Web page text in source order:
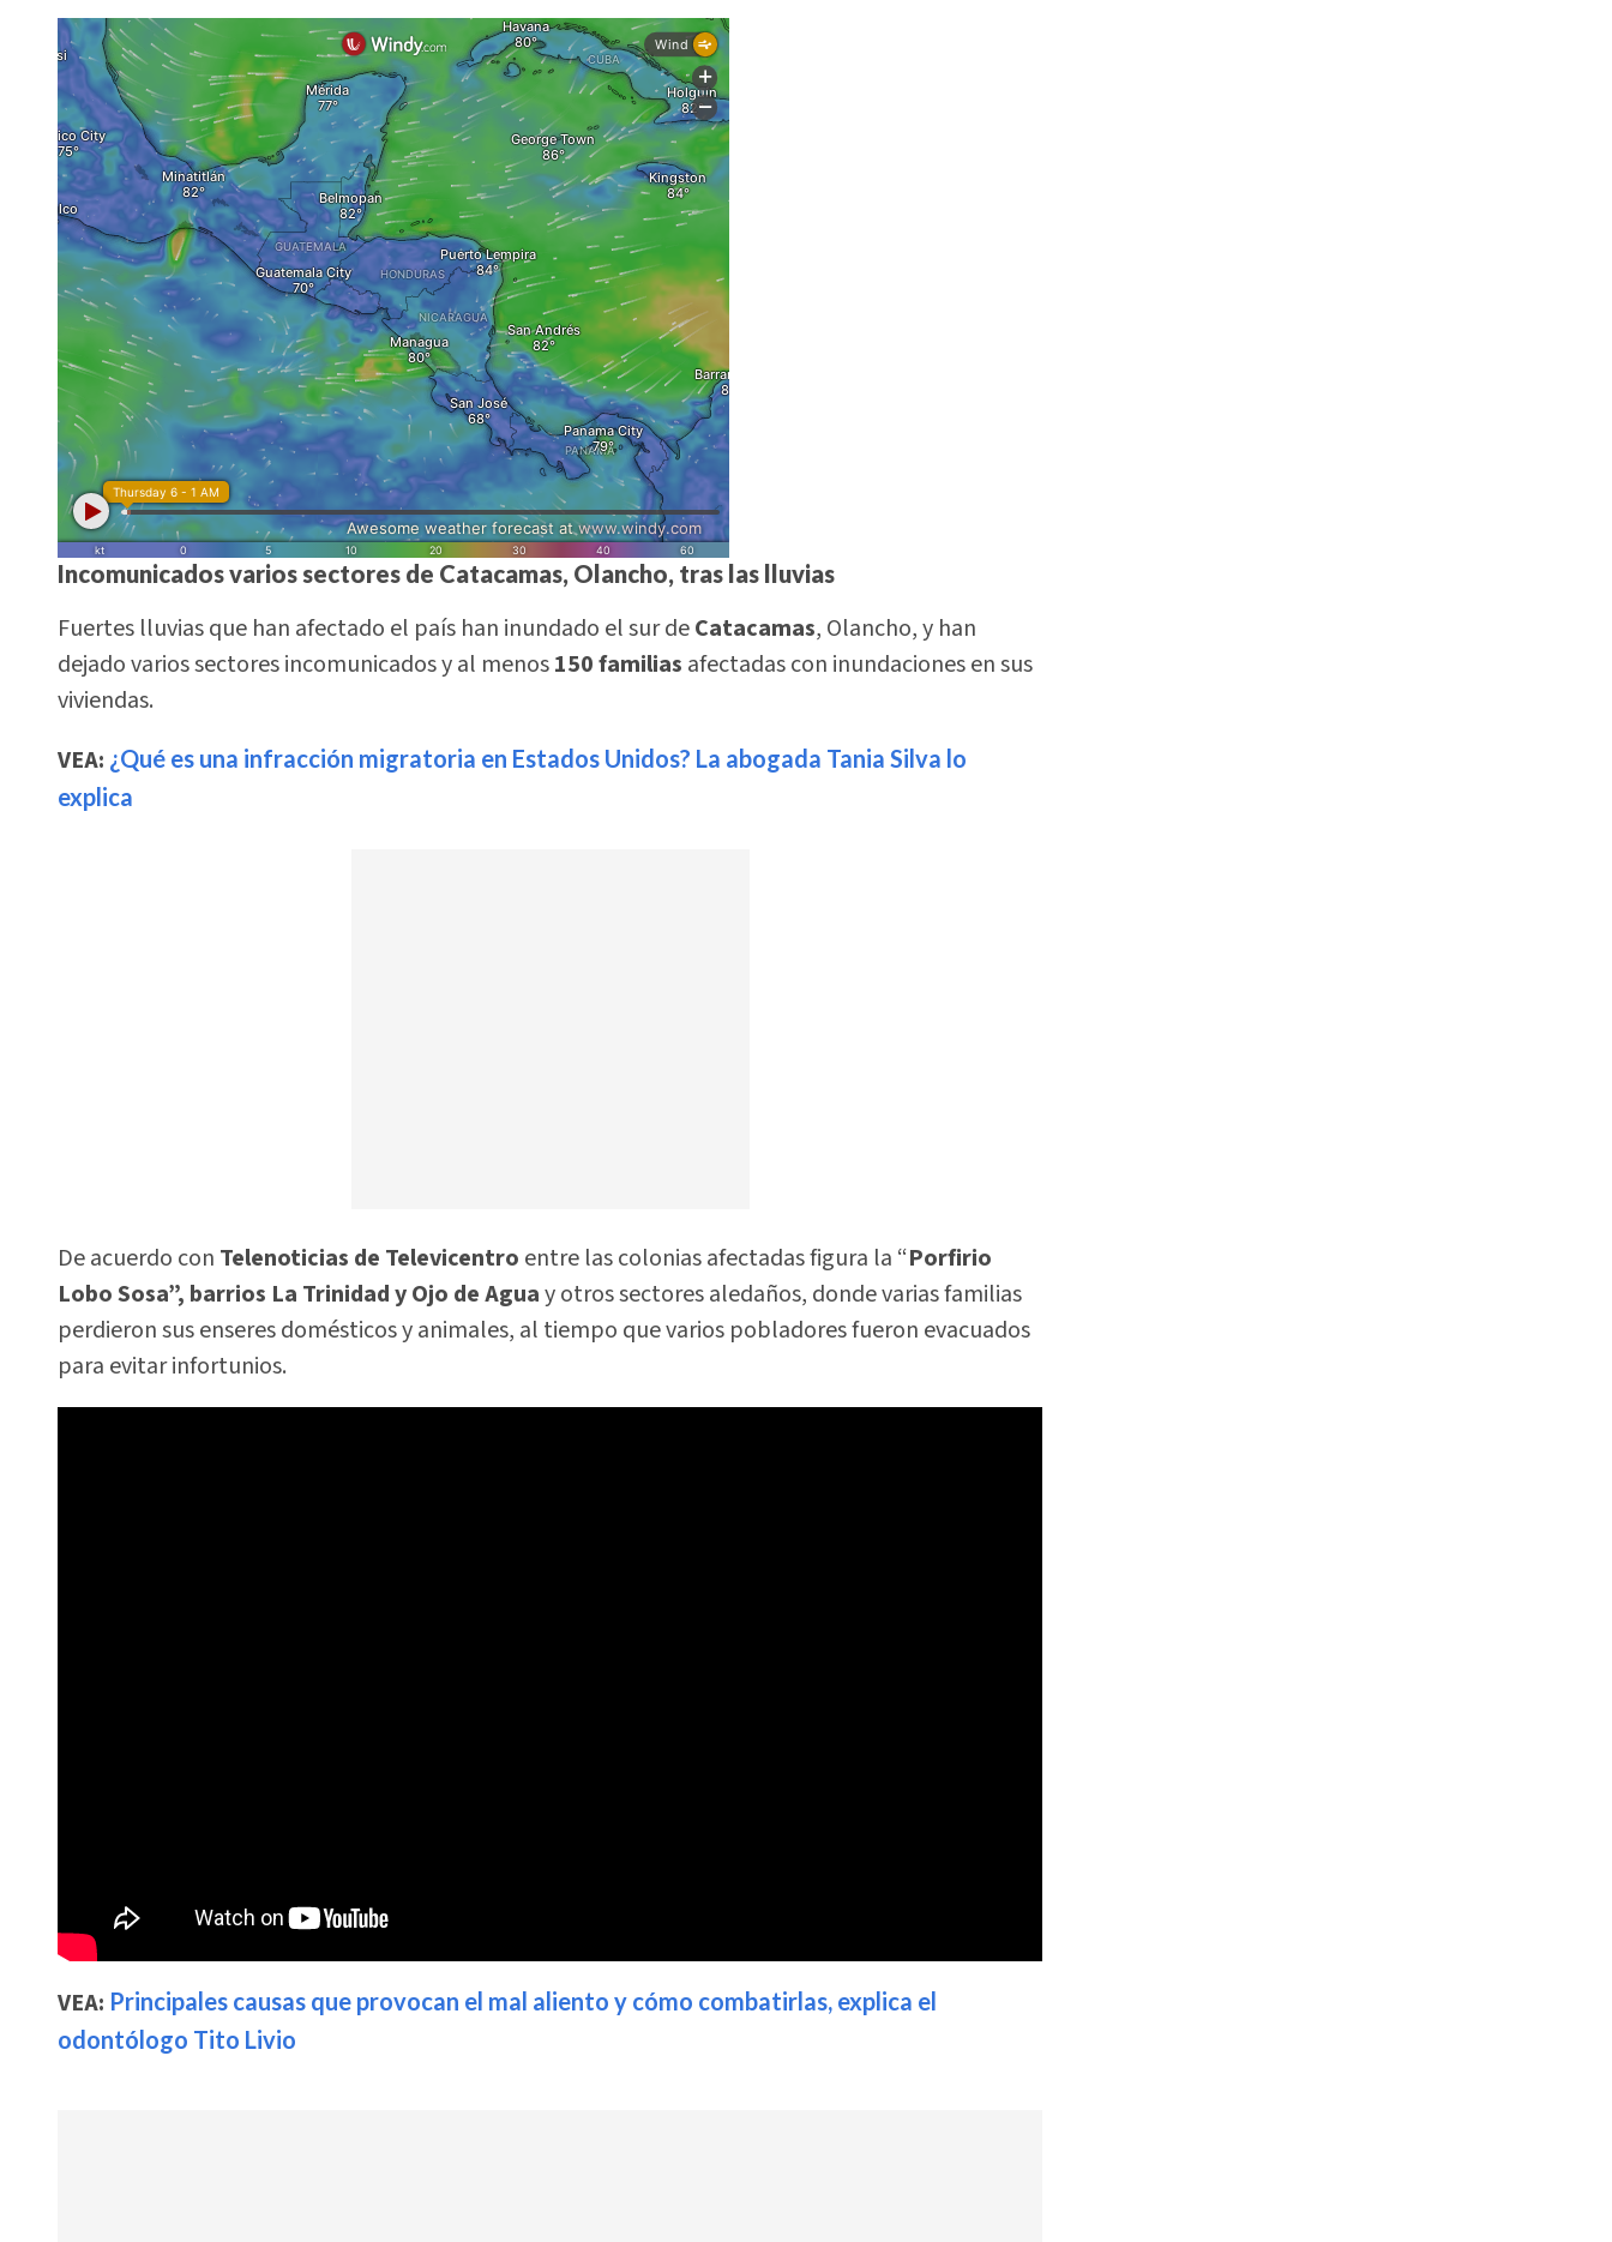
Incomunicados varios sectores de Catacamas, Olancho, tras las lluvias
Fuertes lluvias que han afectado el país han inundado el sur deCatacamas, Olancho, y han
dejado varios sectores incomunicados y al menos150 familias afectadas con inundaciones en sus
viviendas.
VEA: ¿Qué es una infracción migratoria en Estados Unidos? La abogada Tania Silva lo
explica
De acuerdo con Telenoticias de Televicentro entre las colonias afectadas figura la “Porfirio
Lobo Sosa”, barrios La Trinidad y Ojo de Aguay otros sectores aledaños, donde varias familias
perdieron sus enseres domésticos y animales, al tiempo que varios pobladores fueron evacuados
para evitar infortunios.
VEA: Principales causas que provocan el mal aliento y cómo combatirlas, explica el
odontólogo Tito Livio